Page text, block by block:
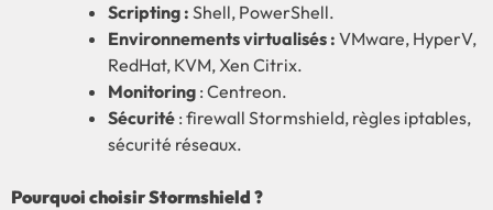
Scripting : Shell, PowerShell.
Environnements virtualisés : VMware, HyperV,
RedHat, KVM, Xen Citrix.
Monitoring : Centreon.
Sécurité : firewall Stormshield, règles iptables,
sécurité réseaux.
Pourquoi choisir Stormshield ?